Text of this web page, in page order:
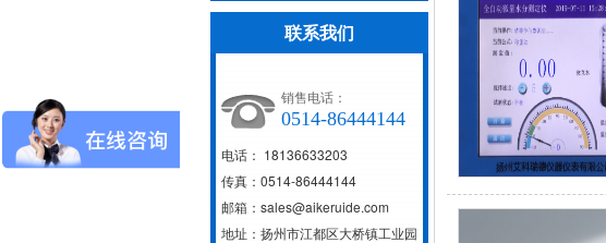
联系我们
销售电话：
0514-86444144
电话： 18136633203
传真：0514-86444144
邮箱：sales@aikeruide.com
地址：扬州市江都区大桥镇工业园